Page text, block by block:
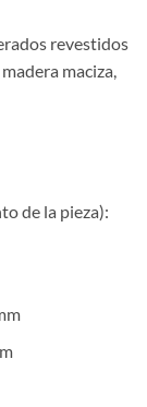
revestidos
maciza,
de la pieza):